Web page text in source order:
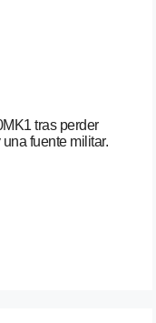
tras perder
fuente militar.